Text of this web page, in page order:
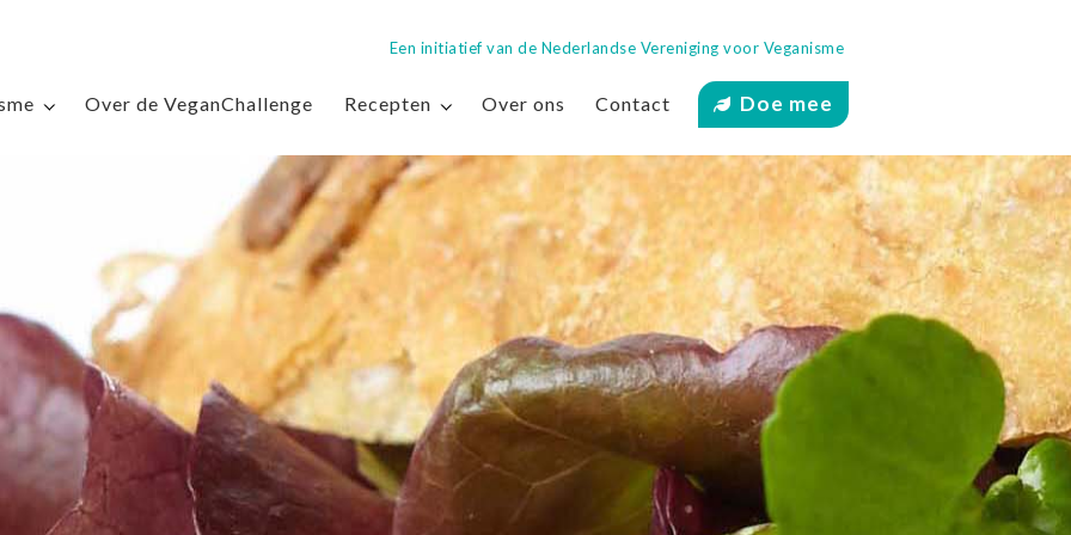
Een initiatief van de Nederlandse Vereniging voor Veganisme
Over de VeganChallenge Recepten Over ons Contact Doe mee